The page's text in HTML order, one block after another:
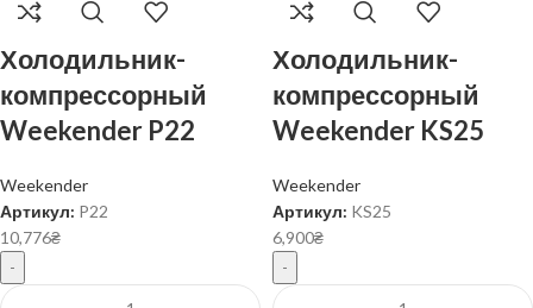
Холодильник-
компрессорный
Weekender P22
Weekender
Артикул: P22
10,776₴
Холодильник-
компрессорный
Weekender KS25
Weekender
Артикул: KS25
6,900₴